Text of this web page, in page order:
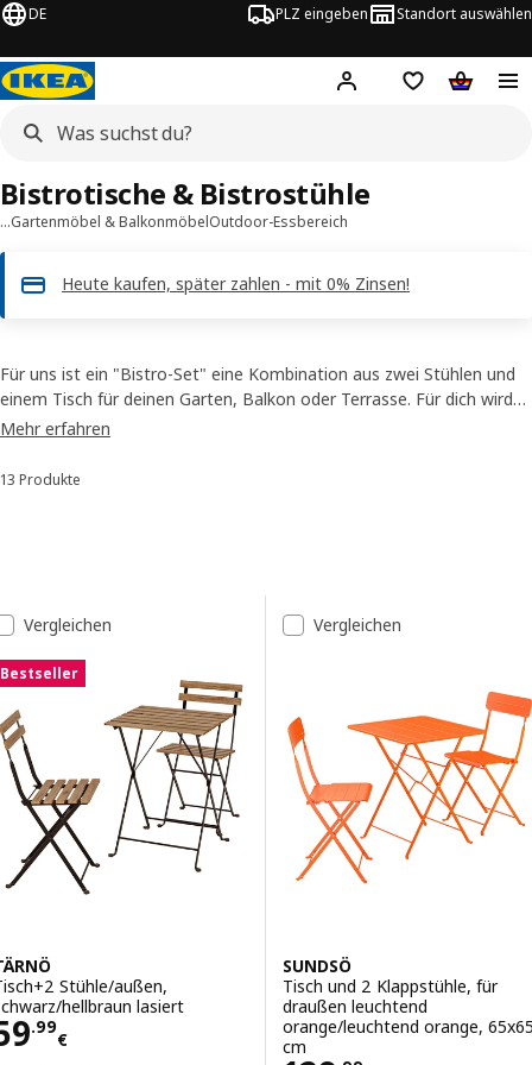
DE PLZ eingeben Standort auswählen
Hej! Hier einloggen
Merkzettel
…Gartenmöbel & BalkonmöbelOutdoor-Essbereich
Heute kaufen, später zahlen - mit 0% Zinsen!
Bistrotische & Bistrostühle
Für uns ist ein "Bistro-Set" eine Kombination aus zwei Stühlen und
einem Tisch für deinen Garten, Balkon oder Terrasse. Für dich wird
daraus der perfekte Ort für deine Kaffeepause oder eine kleine
und Metall, die alle für den Außengebrauch getestet sind.
Mehr erfahren
Sortieren und Filtern
13 Produkte
Liste der Ergebnisse
Vergleichen
Bestseller
Stühle/außen,
hellbraun lasiert
.99
€59.99€
Vergleichen
SUNDSÖ
Tisch und 2 Klappstühle, für
draußen leuchtend
orange/leuchtend orange,
cm